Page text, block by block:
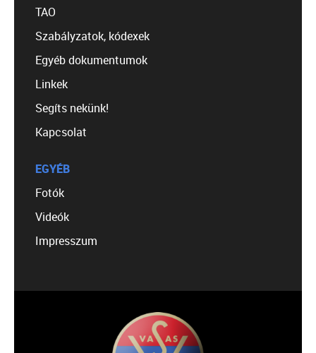
TAO
Szabályzatok, kódexek
Egyéb dokumentumok
Linkek
Segíts nekünk!
Kapcsolat
EGYÉB
Fotók
Videók
Impresszum